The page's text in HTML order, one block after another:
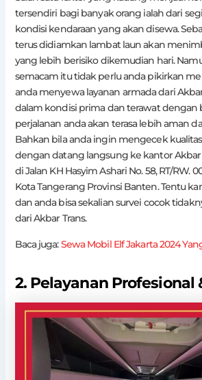
tersendiri bagi banyak orang ialah dari
kondisi kendaraan yang akan disewa.
terus didiamkan lambat laun akan
yang lebih berisiko dikemudian hari.
semacam itu tidak perlu anda pikirkan
anda menyewa layanan armada dari
dalam kondisi prima dan terawat dengan
perjalanan anda akan terasa lebih aman
Bahkan bila anda ingin mengecek
dengan datang langsung ke kantor Akbar
di Jalan KH Hasyim Ashari No. 58, RT/RW.
Kota Tangerang Provinsi Banten. Tentu
dan anda bisa sekalian survei cocok
dari Akbar Trans.
Baca juga:Sewa Mobil Elf Jakarta 2024
2. Pelayanan Profesional